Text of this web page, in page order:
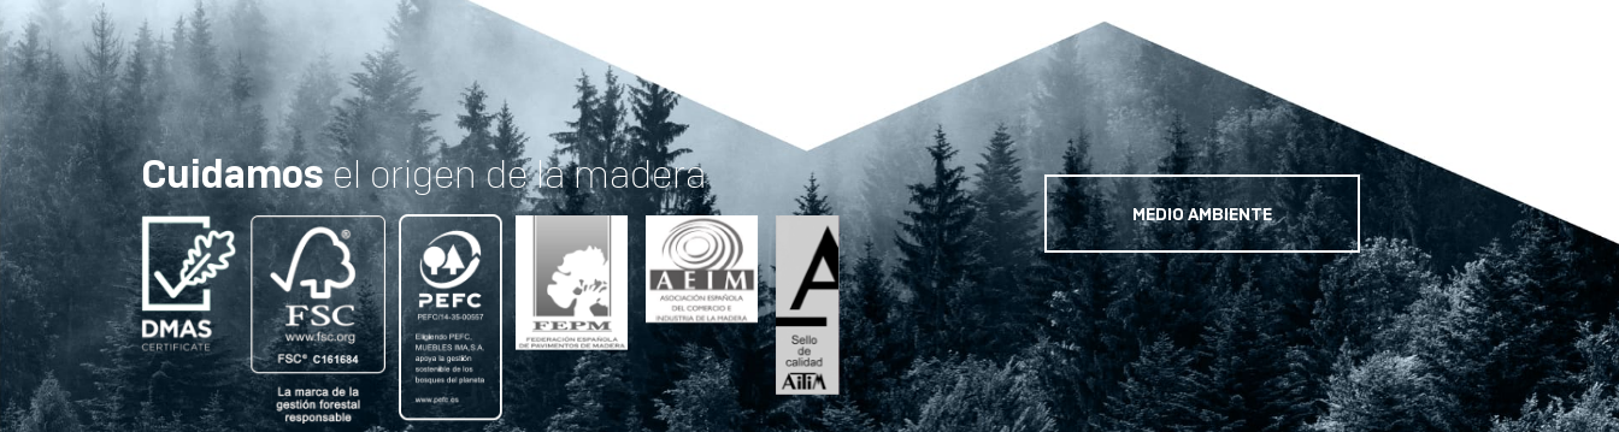
Cuidamosel origen de la madera
MEDIO AMBIENTE